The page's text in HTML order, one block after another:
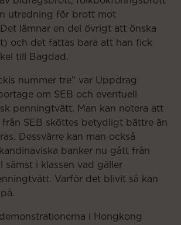
utredning för brott mot
lämnar en del övrigt att önska
och det fattas bara att han fick
till Bagdad.
nummer tre” var Uppdrag
om SEB och eventuell
penningtvätt. Man kan notera att
från SEB sköttes betydligt bättre än
Dessvärre kan man också
banker nu gått från
sämst i klassen vad gäller
Varför det blivit så kan
i Hongkong